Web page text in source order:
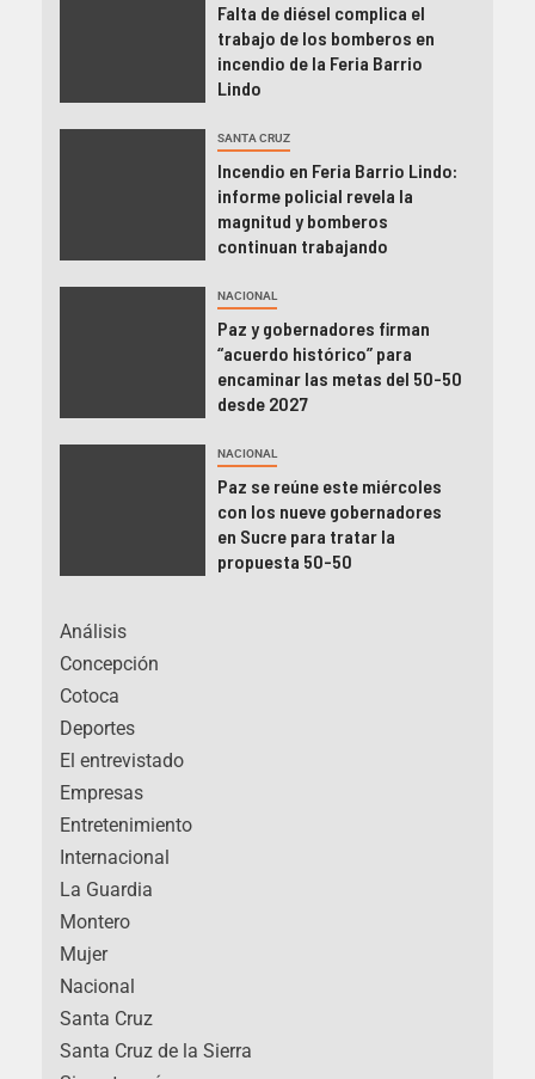
Falta de diésel complica el
trabajo de los bomberos en
incendio de la Feria Barrio
Lindo
SANTA CRUZ
Incendio en Feria Barrio Lindo:
informe policial revela la
magnitud y bomberos
continuan trabajando
NACIONAL
Paz y gobernadores firman
“acuerdo histórico” para
encaminar las metas del 50-50
desde 2027
NACIONAL
Paz se reúne este miércoles
con los nueve gobernadores
en Sucre para tratar la
propuesta 50-50
Análisis
Concepción
Cotoca
Deportes
El entrevistado
Empresas
Entretenimiento
Internacional
La Guardia
Montero
Mujer
Nacional
Santa Cruz
Santa Cruz de la Sierra